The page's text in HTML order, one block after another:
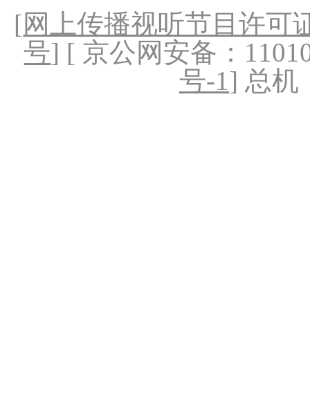
[网上传播视听节目许可
号] [ 京公网安备：
号-1] 总机